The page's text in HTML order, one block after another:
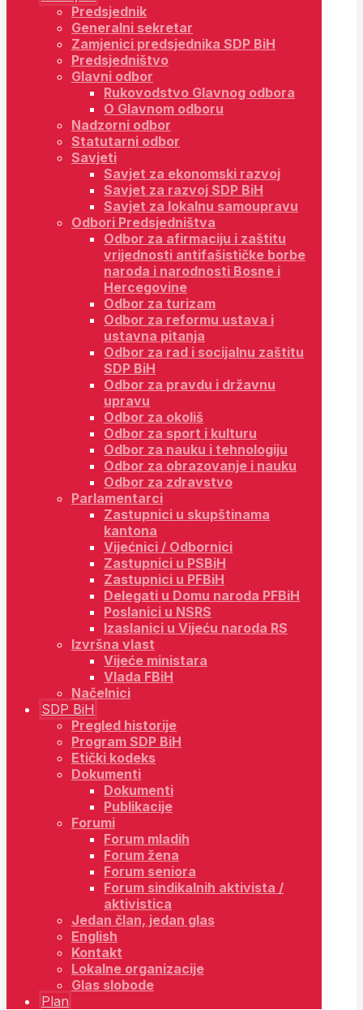
Predsjednik
Generalni sekretar
Zamjenici predsjednika SDP BiH
Predsjedništvo
Glavni odbor
Rukovodstvo Glavnog odbora
O Glavnom odboru
Nadzorni odbor
Statutarni odbor
Savjeti
Savjet za ekonomski razvoj
Savjet za razvoj SDP BiH
Savjet za lokalnu samoupravu
Odbori Predsjedništva
Odbor za afirmaciju i zaštitu
vrijednosti antifašističke borbe
naroda i narodnosti Bosne i
Hercegovine
Odbor za turizam
Odbor za reformu ustava i
ustavna pitanja
Odbor za rad i socijalnu zaštitu
SDP BiH
Odbor za pravdu i državnu
upravu
Odbor za okoliš
Odbor za sport i kulturu
Odbor za nauku i tehnologiju
Odbor za obrazovanje i nauku
Odbor za zdravstvo
Parlamentarci
Zastupnici u skupštinama
kantona
Vijećnici / Odbornici
Zastupnici u PSBiH
Zastupnici u PFBiH
Delegati u Domu naroda PFBiH
Poslanici u NSRS
Izaslanici u Vijeću naroda RS
Izvršna vlast
Vijeće ministara
Vlada FBiH
Načelnici
SDP BiH
Pregled historije
Program SDP BiH
Etički kodeks
Dokumenti
Dokumenti
Publikacije
Forumi
Forum mladih
Forum žena
Forum seniora
Forum sindikalnih aktivista /
aktivistica
Jedan član, jedan glas
English
Kontakt
Lokalne organizacije
Glas slobode
Plan